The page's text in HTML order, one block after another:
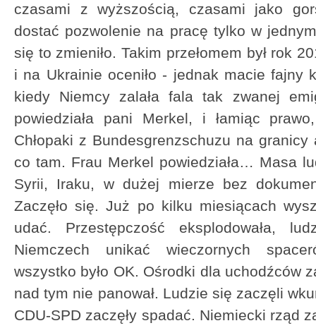
czasami z wyższością, czasami jako
dostać pozwolenie na pracę tylko w
się to zmieniło. Takim przełomem był rok
i na Ukrainie oceniło - jednak macie fajny
kiedy Niemcy zalała fala tak zwanej
powiedziała pani Merkel, i łamiąc
Chłopaki z Bundesgrenzschuzu na
co tam. Frau Merkel powiedziała… Masa
Syrii, Iraku, w dużej mierze bez
Zaczęło się. Już po kilku miesiącach
udać. Przestępczość eksplodowała,
Niemczech unikać wieczornych
wszystko było OK. Ośrodki dla uchodźców
nad tym nie panował. Ludzie się zaczęli
CDU-SPD zaczęły spadać. Niemiecki rząd